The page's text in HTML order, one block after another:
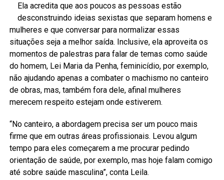
Ela acredita que aos poucos as pessoas estão
desconstruindo ideias sexistas que separam homens e
mulheres e que conversar para normalizar essas
situações seja a melhor saída. Inclusive, ela aproveita os
momentos de palestras para falar de temas como saúde
do homem, Lei Maria da Penha, feminicídio, por exemplo,
não ajudando apenas a combater o machismo no canteiro
de obras, mas, também fora dele, afinal mulheres
merecem respeito estejam onde estiverem.
“No canteiro, a abordagem precisa ser um pouco mais
firme que em outras áreas profissionais. Levou algum
tempo para eles começarem a me procurar pedindo
orientação de saúde, por exemplo, mas hoje falam comigo
até sobre saúde masculina”, conta Leila.